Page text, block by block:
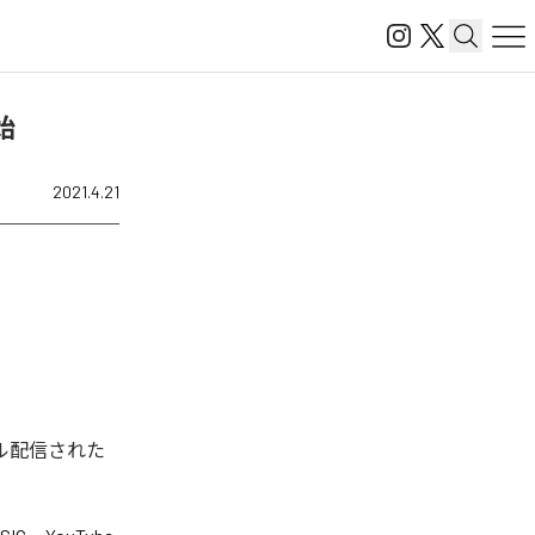
2021.4.21
配信された